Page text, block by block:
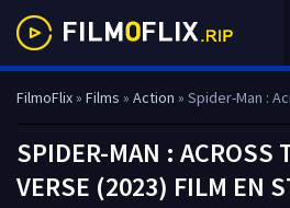
FilmoFlix» Films » Action » Spider-Man :
SPIDER-MAN : ACROSS
VERSE (2023) FILM EN